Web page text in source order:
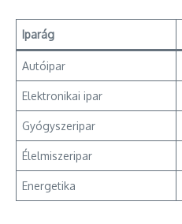
Iparág
Autóipar
Elektronikai ipar
Gyógyszeripar
Élelmiszeripar
Energetika